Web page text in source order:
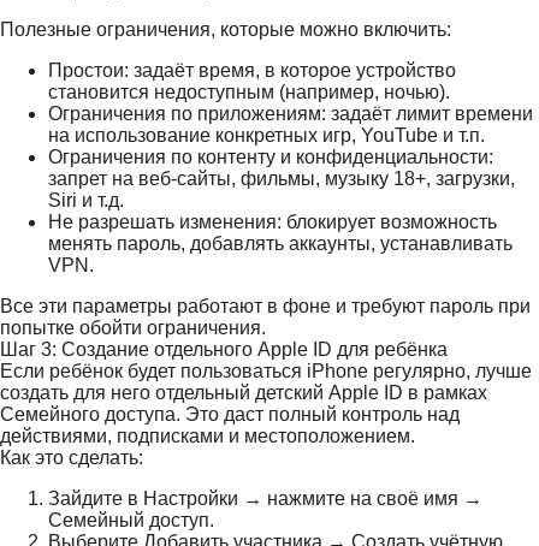
Полезные ограничения, которые можно включить:
Простои: задаёт время, в которое устройство
становится недоступным (например, ночью).
Ограничения по приложениям: задаёт лимит времени
на использование конкретных игр, YouTube и т.п.
Ограничения по контенту и конфиденциальности:
запрет на веб-сайты, фильмы, музыку 18+, загрузки,
Siri и т.д.
Не разрешать изменения: блокирует возможность
менять пароль, добавлять аккаунты, устанавливать
VPN.
Все эти параметры работают в фоне и требуют пароль при
попытке обойти ограничения.
Шаг 3: Создание отдельного Apple ID для ребёнка
Если ребёнок будет пользоваться iPhone регулярно, лучше
создать для него отдельный детский Apple ID в рамках
Семейного доступа. Это даст полный контроль над
действиями, подписками и местоположением.
Как это сделать:
Зайдите в Настройки → нажмите на своё имя →
Семейный доступ.
Выберите Добавить участника → Создать учётную